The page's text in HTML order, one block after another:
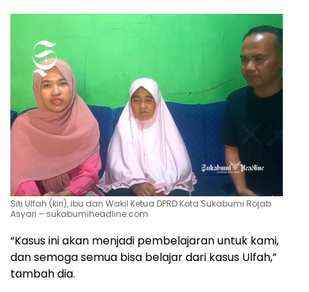
Siti Ulfah (kiri), ibu dan Wakil Ketua DPRD Kota Sukabumi Rojab
Asyari – sukabumiheadline.com
“Kasus ini akan menjadi pembelajaran untuk kami,
dan semoga semua bisa belajar dari kasus Ulfah,”
tambah dia.